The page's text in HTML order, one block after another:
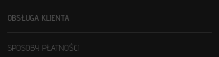
OBSŁUGA KLIENTA
SPOSOBY PŁATNOŚCI